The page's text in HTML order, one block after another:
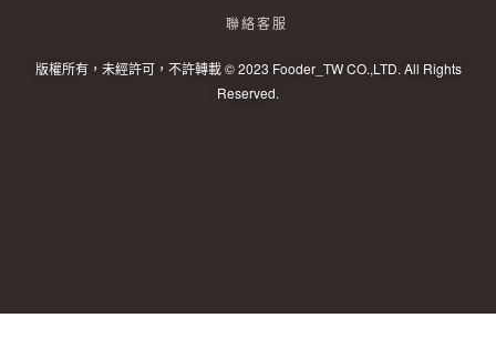
聯絡客服
版權所有，未經許可，不許轉載 © 2023 Fooder_TW CO.,LTD. All Rights
Reserved.